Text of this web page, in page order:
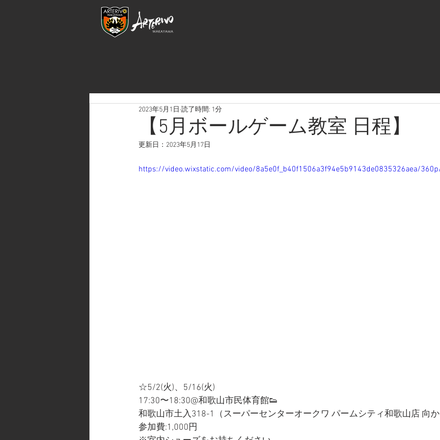
【5月ボールゲーム教室 日程】
2023年5月1日 読了時間: 1分
更新日： 2023年5月17日
https://video.wixstatic.com/video/8a5e0f_b40f1506a3f94e5b9143de0835326aea/
☆5/2(火)、5/16(火)
17:30〜18:30@和歌山市民体育館👟
和歌山市土入318-1（スーパーセンターオークワ パームシティ和歌山店 向
参加費:1,000円